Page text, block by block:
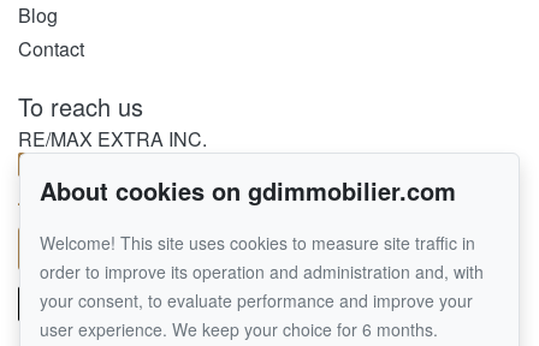
Blog
Contact
To reach us
RE/MAX EXTRA INC.
514 458-3378
450 464-1000
Send us an email
About cookies on gdimmobilier.com
Welcome! This site uses cookies to measure site traffic in
order to improve its operation and administration and, with
your consent, to evaluate performance and improve your
user experience. We keep your choice for 6 months.